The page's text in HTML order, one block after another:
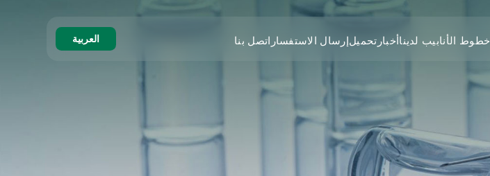
خطوط الأنابيب لديناأخبار تحميلإرسال الاستفسار اتصل بنا العربية